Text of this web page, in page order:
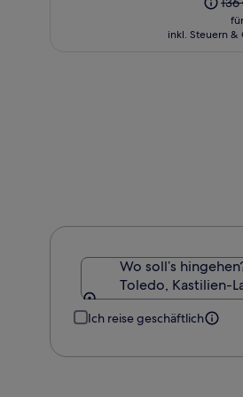
alte
inkl. Steuern &
Wo soll’s
Toledo, Kastilien-
Ich reise geschäftlich